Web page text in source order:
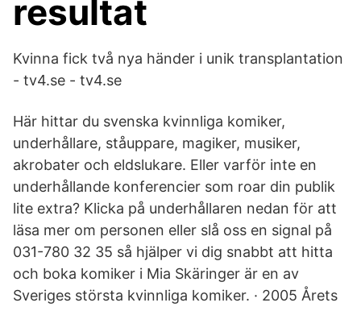
resultat
Kvinna fick två nya händer i unik transplantation
- tv4.se - tv4.se
Här hittar du svenska kvinnliga komiker,
underhållare, ståuppare, magiker, musiker,
akrobater och eldslukare. Eller varför inte en
underhållande konferencier som roar din publik
lite extra? Klicka på underhållaren nedan för att
läsa mer om personen eller slå oss en signal på
031-780 32 35 så hjälper vi dig snabbt att hitta
och boka komiker i Mia Skäringer är en av
Sveriges största kvinnliga komiker. · 2005 Årets